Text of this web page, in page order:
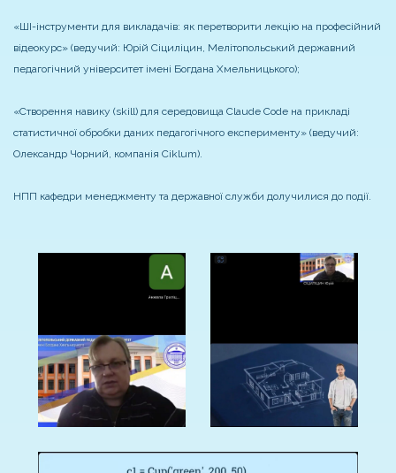
«ШІ-інструменти для викладачів: як перетворити лекцію на професійний
відеокурс» (ведучий: Юрій Сіциліцин, Мелітопольський державний
педагогічний університет імені Богдана Хмельницького);
«Створення навику (skill) для середовища Claude Code на прикладі
статистичної обробки даних педагогічного експерименту» (ведучий:
Олександр Чорний, компанія Ciklum).
НПП кафедри менеджменту та державної служби долучилися до події.